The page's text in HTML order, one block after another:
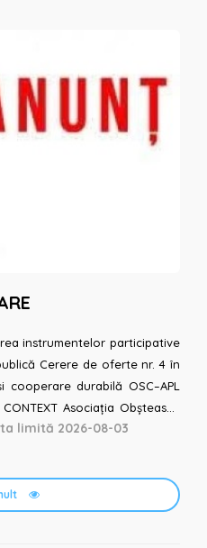
instrumentelor participative
nr. 4 în
limită 2026-08-03